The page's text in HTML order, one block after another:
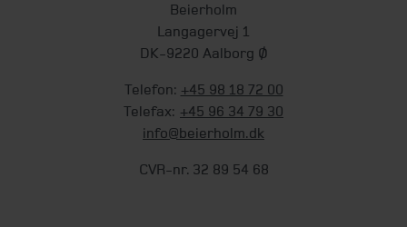
Beierholm
Langagervej 1
DK-9220 Aalborg Ø
Telefon: +45 98 18 72 00
Telefax: +45 96 34 79 30
info@beierholm.dk
CVR-nr. 32 89 54 68